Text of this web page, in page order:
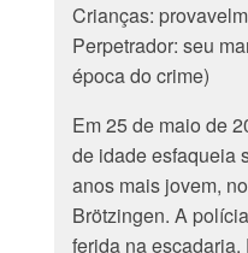
Crianças:
Perpetrador: seu
época do crime)
Em 25 de maio de
de idade esfaqueia
anos mais jovem,
Brötzingen. A
ferida na